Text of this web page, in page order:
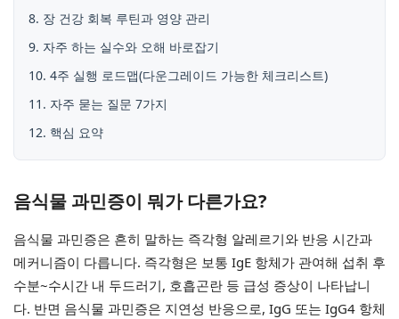
8. 장 건강 회복 루틴과 영양 관리
9. 자주 하는 실수와 오해 바로잡기
10. 4주 실행 로드맵(다운그레이드 가능한 체크리스트)
11. 자주 묻는 질문 7가지
12. 핵심 요약
음식물 과민증이 뭐가 다른가요?
음식물 과민증은 흔히 말하는 즉각형 알레르기와 반응 시간과
메커니즘이 다릅니다. 즉각형은 보통 IgE 항체가 관여해 섭취 후
수분~수시간 내 두드러기, 호흡곤란 등 급성 증상이 나타납니
다. 반면 음식물 과민증은 지연성 반응으로, IgG 또는 IgG4 항체